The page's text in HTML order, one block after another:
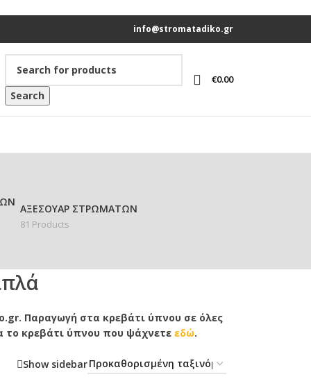
info@stromatadiko.gr
Search
€0.00
ΑΞΕΣΟΥΆΡ ΣΤΡΩΜΆΤΩΝ
81 Products
Παραγωγή στα κρεβάτι ύπνου σε όλες
το κρεβάτι ύπνου που ψάχνετε εδώ.
Show sidebar